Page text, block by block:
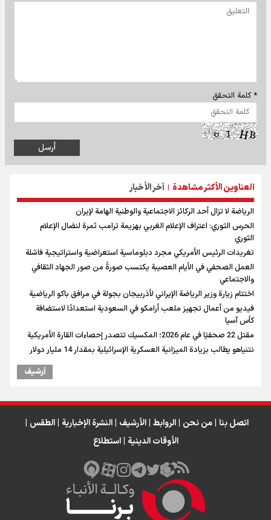
* كلمة التحقق
العناوين الأكثر مشاهدة | آخر الأخبار
الرياضة لا تزال أحد الركائز الاجتماعية والوطنية الهامة لإيران
الحرس الثوري: اعتراف الإعلام الغربي بهزيمة ترامب ثمرة لنضال الإعلام
الثوري
تغريدات الرئيس الأمريكي مجرد دبلوماسية استعراضية واستراتيجية فاشلة
العمل الصحفي في الأيام العصيبة يكتسب صورةً من صور الجهاد الثقافي
والاجتماعي
اختتام زيارة وزير الرياضة الإيراني لأذربيجان بجولة في مرافق باكو الرياضية
فيديو من أعمال تجهيز ملعب أرامكو في السعودية استعدادًا لاستضافة
كأس آسيا
مقتل 22 صحفيًا في عام 2026؛ المكسيك تتصدر إحصاءات القارة الأمريكية
نتنياهو يطالب بزيادة الميزانية العسكرية الإسرائيلية بمقدار 14 مليار دولار
أرشیف
اتصل بنا | من نحن | الروابط | الأرشيف | النشرة الإخبارية | الطقس |
الأوقات الدينية | استطلاع